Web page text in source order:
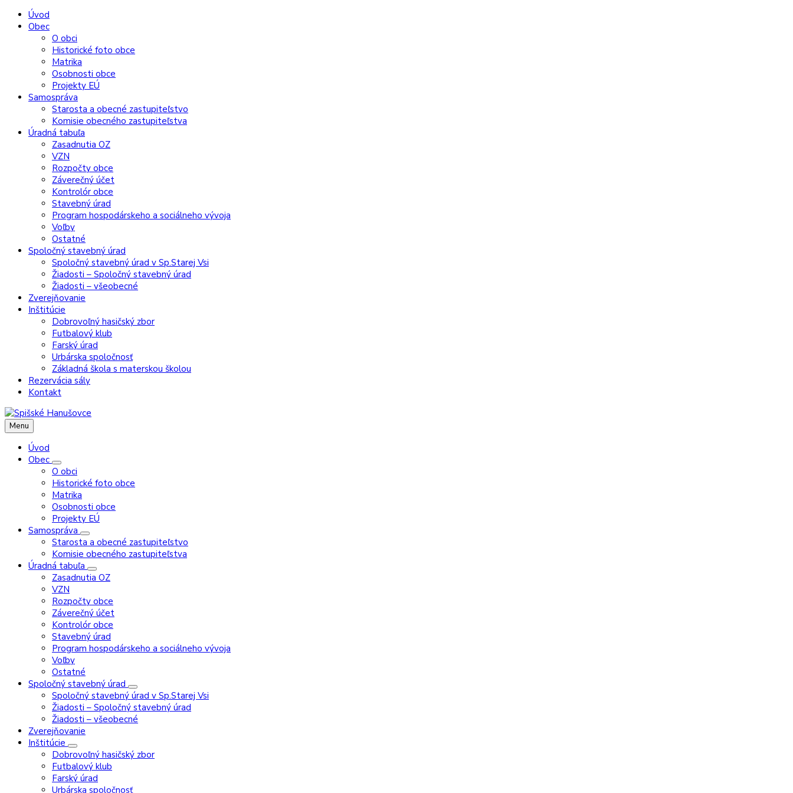
Preskočiť
Preskočiť
Preskočiť
Preskočiť
Úvod
Obec
O obci
Historické foto obce
Matrika
Osobnosti obce
Projekty EÚ
Samospráva
Starosta a obecné zastupiteľstvo
Komisie obecného zastupiteľstva
Úradná tabuľa
Zasadnutia OZ
VZN
Rozpočty obce
Záverečný účet
Kontrolór obce
Stavebný úrad
Program hospodárskeho a sociálneho vývoja
Voľby
Ostatné
Spoločný stavebný úrad
Spoločný stavebný úrad v Sp.Starej Vsi
Žiadosti – Spoločný stavebný úrad
Žiadosti – všeobecné
Zverejňovanie
Inštitúcie
Dobrovoľný hasičský zbor
Futbalový klub
Farský úrad
Urbárska spoločnosť
Základná škola s materskou školou
Rezervácia sály
Kontakt
Menu
Úvod
Obec
O obci
Historické foto obce
Matrika
Osobnosti obce
Projekty EÚ
Samospráva
Starosta a obecné zastupiteľstvo
Komisie obecného zastupiteľstva
Úradná tabuľa
Zasadnutia OZ
VZN
Rozpočty obce
Záverečný účet
Kontrolór obce
Stavebný úrad
Program hospodárskeho a sociálneho vývoja
Voľby
Ostatné
Spoločný stavebný úrad
Spoločný stavebný úrad v Sp.Starej Vsi
Žiadosti – Spoločný stavebný úrad
Žiadosti – všeobecné
Zverejňovanie
Inštitúcie
Dobrovoľný hasičský zbor
Futbalový klub
Farský úrad
Urbárska spoločnosť